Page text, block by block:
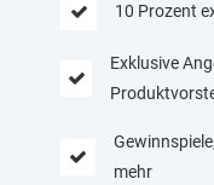
10 Prozent
Exklusive
mehr